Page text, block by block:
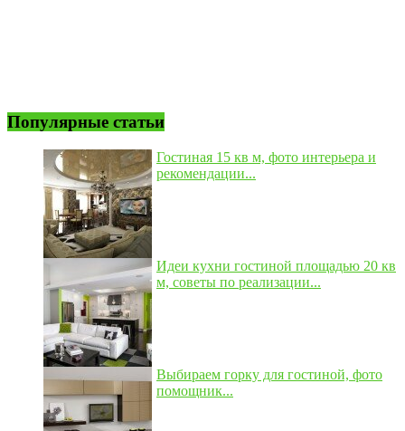
Популярные статьи
Гостиная 15 кв м, фото интерьера и
рекомендации...
Идеи кухни гостиной площадью 20 кв
м, советы по реализации...
Выбираем горку для гостиной, фото
помощник...